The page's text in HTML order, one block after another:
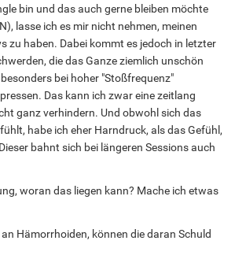
bin und das auch gerne bleiben möchte
lasse ich es mir nicht nehmen, meinen
zu haben. Dabei kommt es jedoch in letzter
die das Ganze ziemlich unschön
bei hoher "Stoßfrequenz"
Das kann ich zwar eine zeitlang
ganz verhindern. Und obwohl sich das
habe ich eher Harndruck, als das Gefühl,
bahnt sich bei längeren Sessions auch
woran das liegen kann? Mache ich etwas
Hämorrhoiden, können die daran Schuld